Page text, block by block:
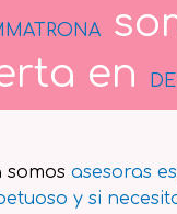
en
somos asesoras
y si